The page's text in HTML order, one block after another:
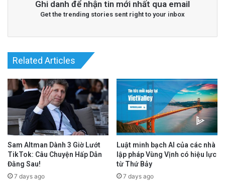
Ghi danh để nhận tin mới nhất qua email
Get the trending stories sent right to your inbox
Related Articles
Sam Altman Dành 3 Giờ Lướt
TikTok: Câu Chuyện Hấp Dẫn
Đằng Sau!
7 days ago
Luật minh bạch AI của các nhà
lập pháp Vùng Vịnh có hiệu lực
từ Thứ Bảy
7 days ago